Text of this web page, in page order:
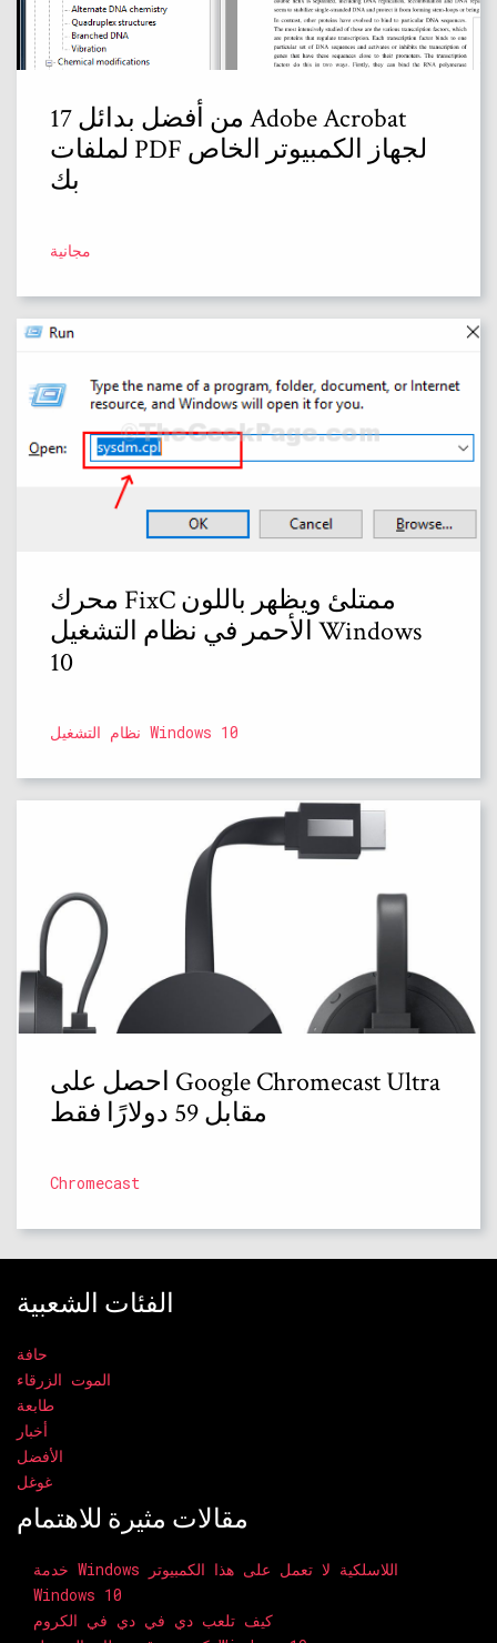
17 من أفضل بدائل Adobe Acrobat
لملفات PDF لجهاز الكمبيوتر الخاص
بك
مجانية
محرك FixC ممتلئ ويظهر باللون
الأحمر في نظام التشغيل Windows
10
نظام التشغيل Windows 10
احصل على Google Chromecast Ultra
مقابل 59 دولارًا فقط
Chromecast
الفئات الشعبية
حافة
الموت الزرقاء
طابعة
أخبار
الأفضل
غوغل
مقالات مثيرة للاهتمام
خدمة Windows اللاسلكية لا تعمل على هذا الكمبيوتر
Windows 10
كيف تلعب دي في دي في الكروم